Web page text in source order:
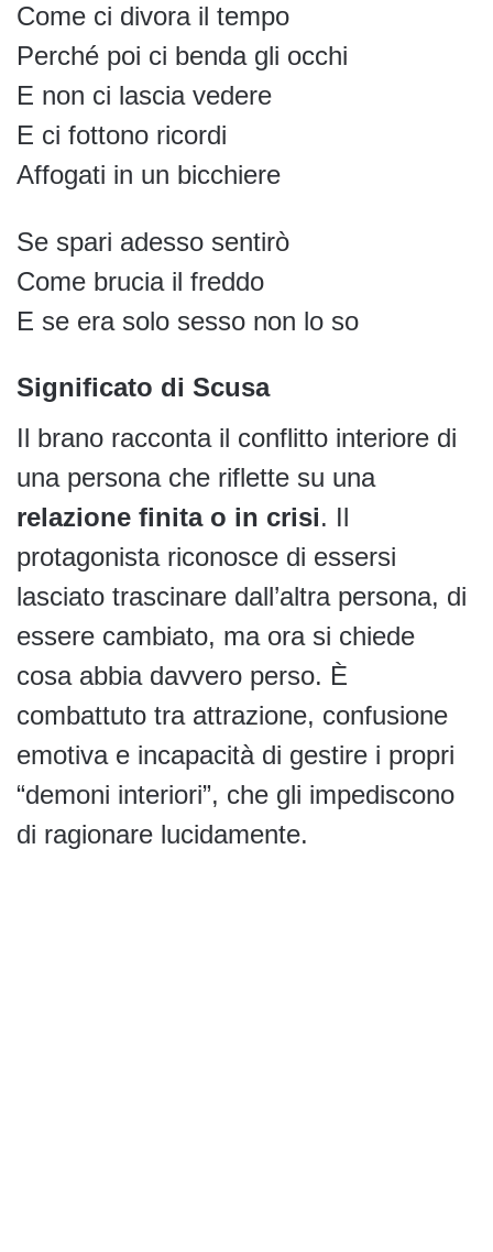
Come ci divora il tempo
Perché poi ci benda gli occhi
E non ci lascia vedere
E ci fottono ricordi
Affogati in un bicchiere
Se spari adesso sentirò
Come brucia il freddo
E se era solo sesso non lo so
Significato di Scusa
Il brano racconta il conflitto interiore di
una persona che riflette su una
relazione finita o in crisi. Il
protagonista riconosce di essersi
lasciato trascinare dall’altra persona, di
essere cambiato, ma ora si chiede
cosa abbia davvero perso. È
combattuto tra attrazione, confusione
emotiva e incapacità di gestire i propri
“demoni interiori”, che gli impediscono
di ragionare lucidamente.